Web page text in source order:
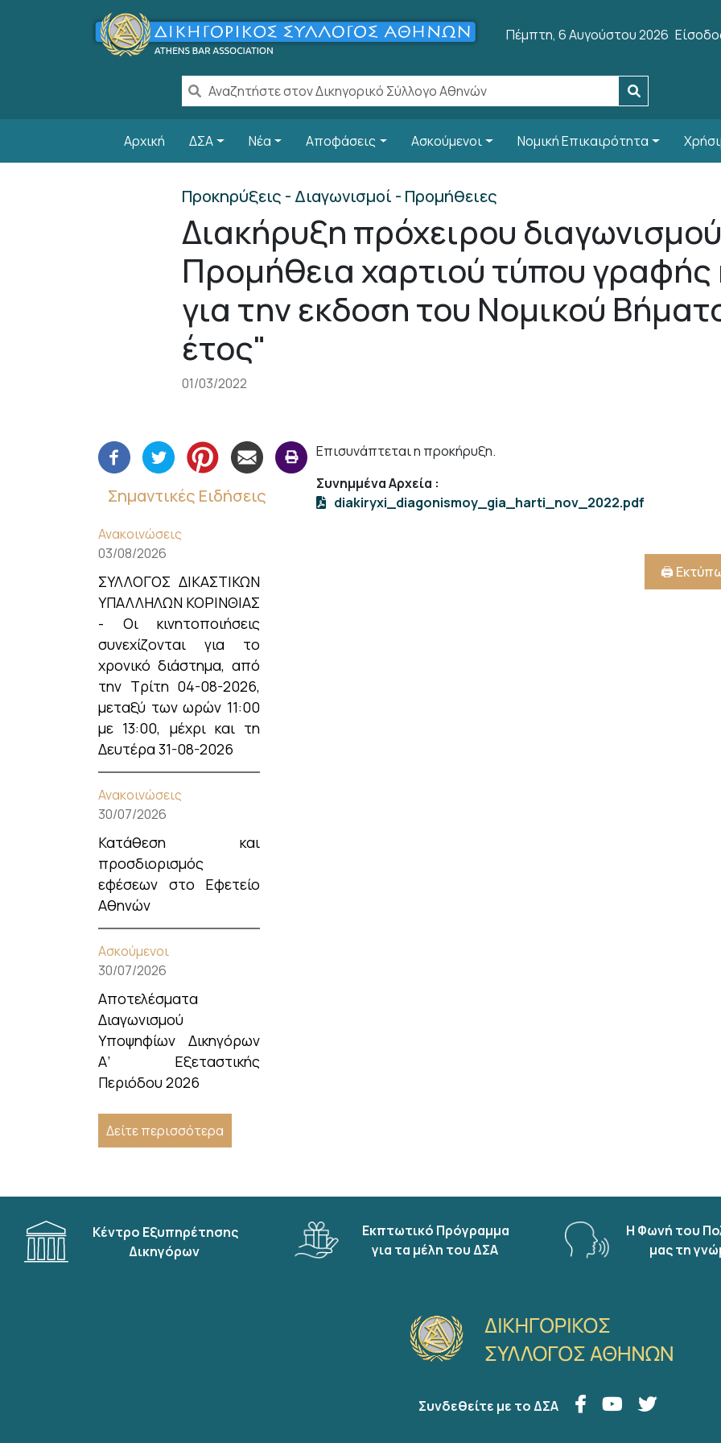
Παράκαμψη προς το κυρίως περιεχόμενο
Πέμπτη, 6 Αυγούστου 2026User
Αρχική ΔΣΑ Νέα Αποφάσεις Ασκούμενοι Νομική Επικαιρότητα
Προκηρύξεις - Διαγωνισμοί - Προμήθειες
Διακήρυξη πρόχειρου
Προμήθεια χαρτιού τύπου γραφής
για την εκδοση του Νομικού
έτος"
01/03/2022
Σημαντικές Ειδήσεις
Ανακοινώσεις
03/08/2026
ΣΥΛΛΟΓΟΣ ΔΙΚΑΣΤΙΚΩΝ
ΥΠΑΛΛΗΛΩΝ ΚΟΡΙΝΘΙΑΣ
- Οι κινητοποιήσεις
συνεχίζονται για το
χρονικό διάστημα, από
την Τρίτη 04-08-2026,
μεταξύ των ωρών 11:00
με 13:00, μέχρι και τη
Δευτέρα 31-08-2026
Ανακοινώσεις
30/07/2026
Κατάθεση και
προσδιορισμός
εφέσεων στο Εφετείο
Αθηνών
Ασκούμενοι
30/07/2026
Αποτελέσματα
Διαγωνισμού
Υποψηφίων Δικηγόρων
Α’ Εξεταστικής
Περιόδου 2026
Δείτε περισσότερα
Επισυνάπτεται η προκήρυξη.
Συνημμένα Αρχεία :
diakiryxi_diagonismoy_gia_harti_nov_2022.pdf
🖨️
Κέντρο Εξυπηρέτησης
Δικηγόρων
Εκπτωτικό Πρόγραμμα
για τα μέλη του ΔΣΑ
Η Φωνή του
μας τη
Συνδεθείτε με το ΔΣΑ